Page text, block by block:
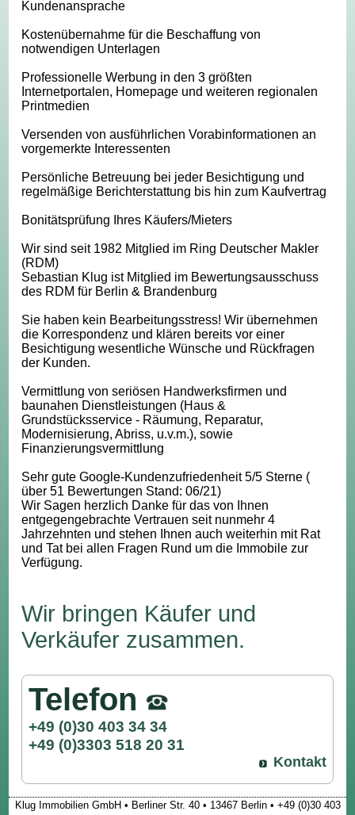
Kundenansprache
Kostenübernahme für die Beschaffung von
notwendigen Unterlagen
Professionelle Werbung in den 3 größten
Internetportalen, Homepage und weiteren regionalen
Printmedien
Versenden von ausführlichen Vorabinformationen an
vorgemerkte Interessenten
Persönliche Betreuung bei jeder Besichtigung und
regelmäßige Berichterstattung bis hin zum Kaufvertrag
Bonitätsprüfung Ihres Käufers/Mieters
Wir sind seit 1982 Mitglied im Ring Deutscher Makler
(RDM)
Sebastian Klug ist Mitglied im Bewertungsausschuss
des RDM für Berlin & Brandenburg
Sie haben kein Bearbeitungsstress! Wir übernehmen
die Korrespondenz und klären bereits vor einer
Besichtigung wesentliche Wünsche und Rückfragen
der Kunden.
Vermittlung von seriösen Handwerksfirmen und
baunahen Dienstleistungen (Haus &
Grundstücksservice - Räumung, Reparatur,
Modernisierung, Abriss, u.v.m.), sowie
Finanzierungsvermittlung
Sehr gute Google-Kundenzufriedenheit 5/5 Sterne (
über 51 Bewertungen Stand: 06/21)
Wir Sagen herzlich Danke für das von Ihnen
entgegengebrachte Vertrauen seit nunmehr 4
Jahrzehnten und stehen Ihnen auch weiterhin mit Rat
und Tat bei allen Fragen Rund um die Immobile zur
Verfügung.
Wir bringen Käufer und
Verkäufer zusammen.
Telefon
+49 (0)30 403 34 34
+49 (0)3303 518 20 31
Kontakt
Klug Immobilien GmbH • Berliner Str. 40 • 13467 Berlin • +49 (0)30 403